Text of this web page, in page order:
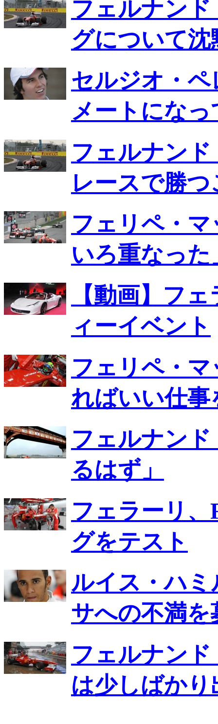
フェルナン
グについて沈
セルジオ・
メートにな
フェルナン
レースで勝
フェリペ・
いろ重なった
【動画】フ
ィーイベント
フェリペ・
ればいい仕
フェルナン
るはず」
フェラーリ
グをテスト
ルイス・ハ
サへの不満を
フェルナン
は少しばか